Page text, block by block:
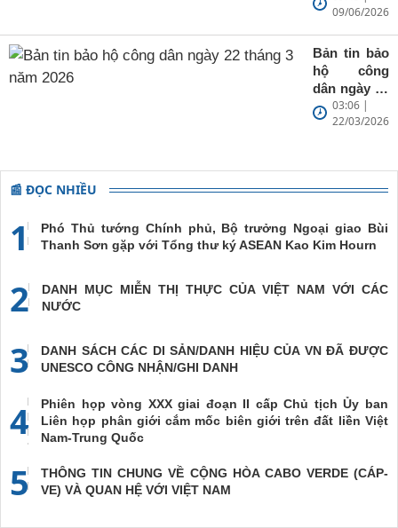
202609/06/2026
Bản tin bảo
hộ công
dân ngày 22
tháng 3 năm
2026
03:06 |
22/03/2026
📰 ĐỌC NHIỀU
1
Phó Thủ tướng Chính phủ, Bộ trưởng Ngoại giao Bùi
Thanh Sơn gặp với Tổng thư ký ASEAN Kao Kim Hourn
2
DANH MỤC MIỄN THỊ THỰC CỦA VIỆT NAM VỚI CÁC
NƯỚC
3
DANH SÁCH CÁC DI SẢN/DANH HIỆU CỦA VN ĐÃ ĐƯỢC
UNESCO CÔNG NHẬN/GHI DANH
4
Phiên họp vòng XXX giai đoạn II cấp Chủ tịch Ủy ban
Liên họp phân giới cắm mốc biên giới trên đất liền Việt
Nam-Trung Quốc
5
THÔNG TIN CHUNG VỀ CỘNG HÒA CABO VERDE (CÁP-
VE) VÀ QUAN HỆ VỚI VIỆT NAM